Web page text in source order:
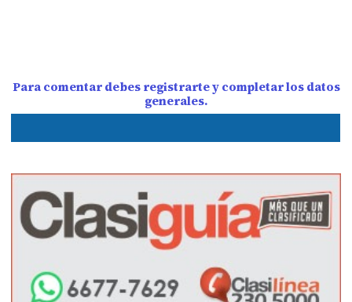
Para comentar debes registrarte y completar los datos
generales.